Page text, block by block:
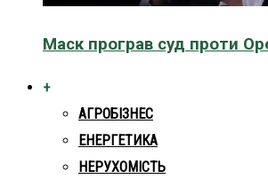
Маск програв суд проти
+
АГРОБІЗНЕС
ЕНЕРГЕТИКА
НЕРУХОМІСТЬ